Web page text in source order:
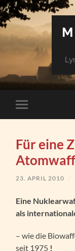
Mobile-
Menü
Für eine
23. APRIL 2010 /
Eine
als
– wie die
seit 1975 !